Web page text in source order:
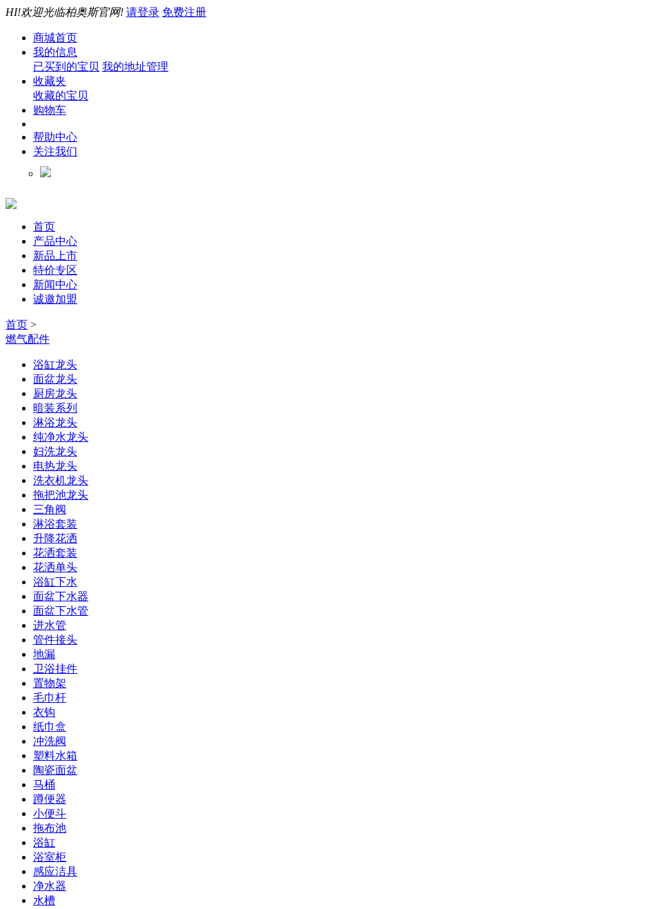
HI!欢迎光临柏奥斯官网! 请登录 免费注册
商城首页
我的信息
已买到的宝贝 我的地址管理
收藏夹
收藏的宝贝
购物车
帮助中心
关注我们
首页
产品中心
新品上市
特价专区
新闻中心
诚邀加盟
首页 >
燃气配件
浴缸龙头
面盆龙头
厨房龙头
暗装系列
淋浴龙头
纯净水龙头
妇洗龙头
电热龙头
洗衣机龙头
拖把池龙头
三角阀
淋浴套装
升降花洒
花洒套装
花洒单头
浴缸下水
面盆下水器
面盆下水管
进水管
管件接头
地漏
卫浴挂件
置物架
毛巾杆
衣钩
纸巾盒
冲洗阀
塑料水箱
陶瓷面盆
马桶
蹲便器
小便斗
拖布池
浴缸
浴室柜
感应洁具
净水器
水槽